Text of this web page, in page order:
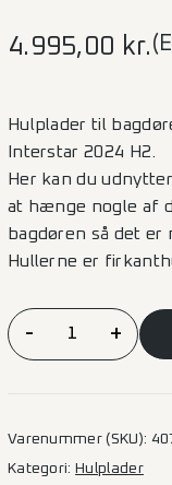
4.995,00 kr.
Hulplader til
Interstar 2024 H2.
Her kan du
at hænge nogle af
bagdøren så det
Hullerne er
Alu-
hulplade
- +
Varenummer (SKU):
Kategori:Hulplader